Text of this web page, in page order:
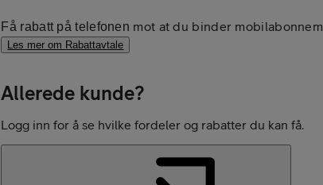
Få rabatt på telefonen mot at du binder
Les mer om Rabattavtale
Allerede kunde?
Logg inn for å se hvilke fordeler og rabatter du kan få.